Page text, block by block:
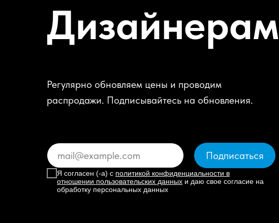
Дизайнерам
Регулярно обновляем цены и проводим
распродажи. Подписывайтесь на обновления.
Я согласен (-а) с политикой конфиденциальности в
отношении пользовательских данных и даю свое согласие на
обработку персональных данных
Подписаться